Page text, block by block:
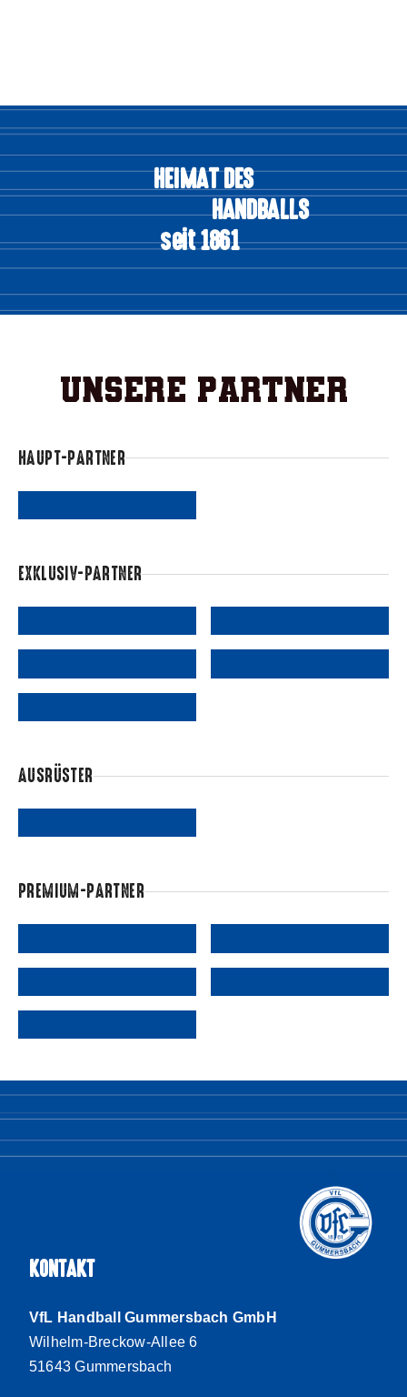
HEIMAT DES
HANDBALLS
seit 1861
Unsere Partner
HAUPT-PARTNER
EXKLUSIV-PARTNER
AUSRÜSTER
PREMIUM-PARTNER
KONTAKT
VfL Handball Gummersbach GmbH
Wilhelm-Breckow-Allee 6
51643 Gummersbach